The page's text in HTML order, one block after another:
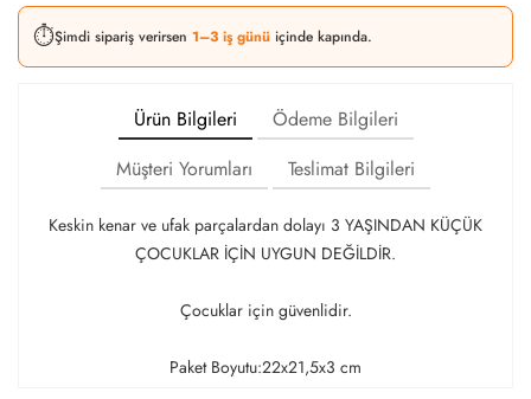
⏱️Şimdi sipariş verirsen 1–3 iş günü içinde kapında.
Ürün Bilgileri
Ödeme Bilgileri
Müşteri Yorumları
Teslimat Bilgileri
Keskin kenar ve ufak parçalardan dolayı 3 YAŞINDAN KÜÇÜK
ÇOCUKLAR İÇİN UYGUN DEĞİLDİR.
Çocuklar için güvenlidir.
Paket Boyutu:22x21,5x3 cm